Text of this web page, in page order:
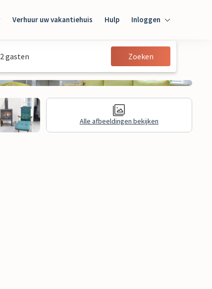
Verhuur uw vakantiehuis Hulp Inloggen
Inloggen
Gast
2 gasten Zoeken
Alle afbeeldingen bekijken